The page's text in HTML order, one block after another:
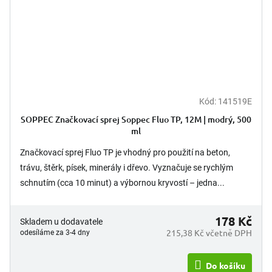
Kód: 141519E
SOPPEC Značkovací sprej Soppec Fluo TP, 12M | modrý, 500
ml
Značkovací sprej Fluo TP je vhodný pro použití na beton,
trávu, štěrk, písek, minerály i dřevo. Vyznačuje se rychlým
schnutím (cca 10 minut) a výbornou kryvostí – jedna...
Skladem u dodavatele
odesíláme za 3-4 dny 215,38 Kč včetně DPH
178 Kč
Do košíku